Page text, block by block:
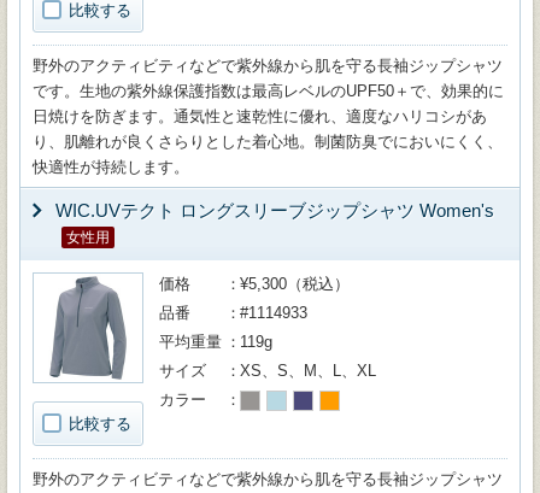
比較する
野外のアクティビティなどで紫外線から肌を守る長袖ジップシャツ
です。生地の紫外線保護指数は最高レベルのUPF50＋で、効果的に
日焼けを防ぎます。通気性と速乾性に優れ、適度なハリコシがあ
り、肌離れが良くさらりとした着心地。制菌防臭でにおいにくく、
快適性が持続します。
WIC.UVテクト ロングスリーブジップシャツ Women's
女性用
比較する
価格
¥5,300（税込）
品番
#1114933
平均重量
119g
サイズ
XS、S、M、L、XL
カラー
野外のアクティビティなどで紫外線から肌を守る長袖ジップシャツ